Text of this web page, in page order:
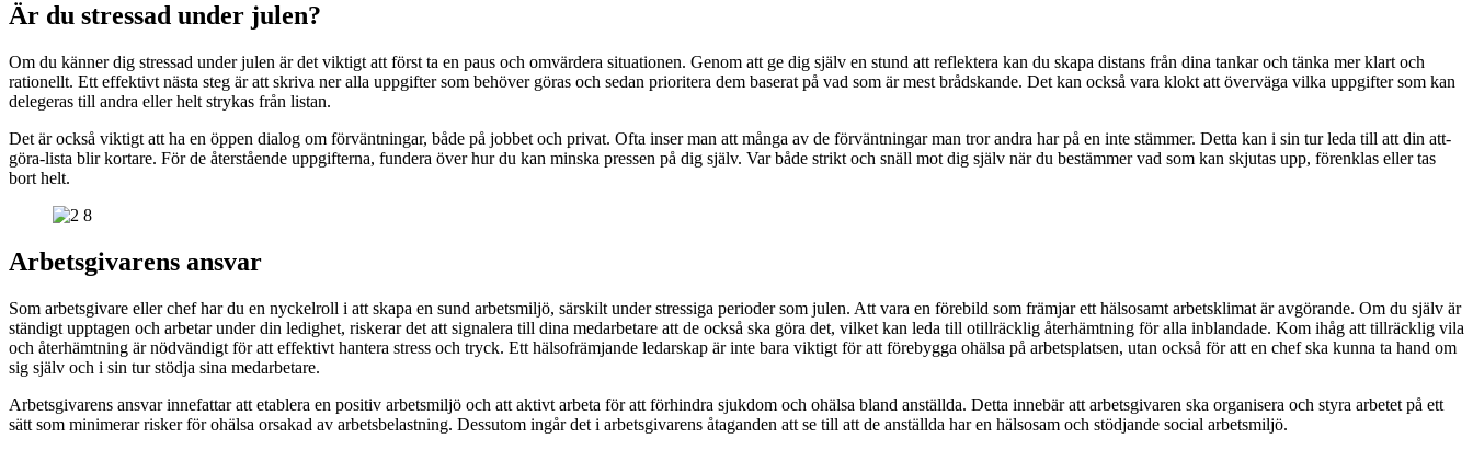
Är du stressad under julen?
Om du känner dig stressad under julen är det viktigt att först ta en paus och omvärdera situationen. Genom att ge dig själv en stund att reflektera kan du skapa distans från dina tankar och tänka mer klart och
rationellt. Ett effektivt nästa steg är att skriva ner alla uppgifter som behöver göras och sedan prioritera dem baserat på vad som är mest brådskande. Det kan också vara klokt att överväga vilka uppgifter som kan
delegeras till andra eller helt strykas från listan.
Det är också viktigt att ha en öppen dialog om förväntningar, både på jobbet och privat. Ofta inser man att många av de förväntningar man tror andra har på en inte stämmer. Detta kan i sin tur leda till att din att-
göra-lista blir kortare. För de återstående uppgifterna, fundera över hur du kan minska pressen på dig själv. Var både strikt och snäll mot dig själv när du bestämmer vad som kan skjutas upp, förenklas eller tas
bort helt.
Arbetsgivarens ansvar
Som arbetsgivare eller chef har du en nyckelroll i att skapa en sund arbetsmiljö, särskilt under stressiga perioder som julen. Att vara en förebild som främjar ett hälsosamt arbetsklimat är avgörande. Om du själv är
ständigt upptagen och arbetar under din ledighet, riskerar det att signalera till dina medarbetare att de också ska göra det, vilket kan leda till otillräcklig återhämtning för alla inblandade. Kom ihåg att tillräcklig vila
och återhämtning är nödvändigt för att effektivt hantera stress och tryck. Ett hälsofrämjande ledarskap är inte bara viktigt för att förebygga ohälsa på arbetsplatsen, utan också för att en chef ska kunna ta hand om
sig själv och i sin tur stödja sina medarbetare.
Arbetsgivarens ansvar innefattar att etablera en positiv arbetsmiljö och att aktivt arbeta för att förhindra sjukdom och ohälsa bland anställda. Detta innebär att arbetsgivaren ska organisera och styra arbetet på ett
sätt som minimerar risker för ohälsa orsakad av arbetsbelastning. Dessutom ingår det i arbetsgivarens åtaganden att se till att de anställda har en hälsosam och stödjande social arbetsmiljö.